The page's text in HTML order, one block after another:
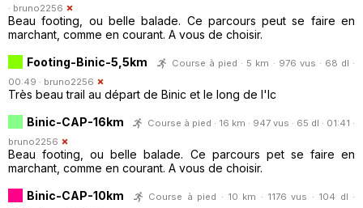
· bruno2256
Beau footing, ou belle balade. Ce parcours peut se faire en
marchant, comme en courant. A vous de choisir.
Footing-Binic-5,5km
Course à pied · 5 km · 976 vus · 68 dl ·
00:49 · bruno2256
Très beau trail au départ de Binic et le long de l'Ic
Binic-CAP-16km
Course à pied · 16 km · 947 vus · 65 dl · 01:41 ·
bruno2256
Beau footing, ou belle balade. Ce parcours pet se faire en
marchant, comme en courant. A vous de choisir.
Binic-CAP-10km
Course à pied · 10 km · 1176 vus · 104 dl ·